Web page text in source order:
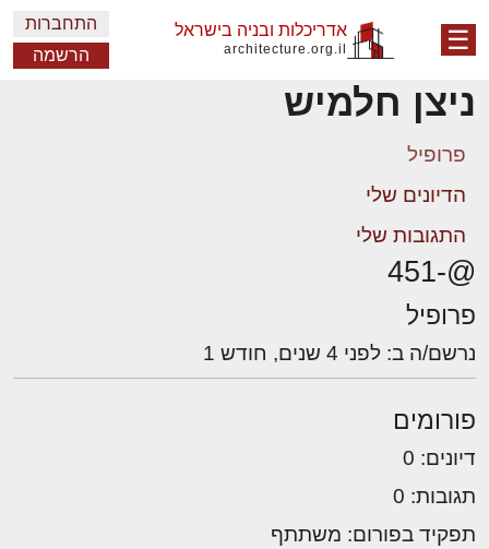
☰ אדריכלות ובניה בישראל
architecture.org.il
התחברות
הרשמה
ניצן חלמיש
פרופיל
הדיונים שלי
התגובות שלי
@-451
פרופיל
נרשם/ה ב: לפני 4 שנים, חודש 1
פורומים
דיונים: 0
תגובות: 0
תפקיד בפורום: משתתף